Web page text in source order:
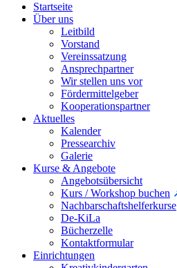
Startseite
Über uns
Leitbild
Vorstand
Vereinssatzung
Ansprechpartner
Wir stellen uns vor
Fördermittelgeber
Kooperationspartner
Aktuelles
Kalender
Pressearchiv
Galerie
Kurse & Angebote
Angebotsübersicht
Kurs / Workshop buchen
Nachbarschaftshelferkurse
De-KiLa
Bücherzelle
Kontaktformular
Einrichtungen